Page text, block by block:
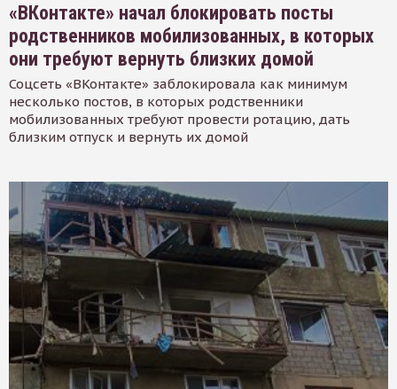
«ВКонтакте» начал блокировать посты
родственников мобилизованных, в которых
они требуют вернуть близких домой
Соцсеть «ВКонтакте» заблокировала как минимум
несколько постов, в которых родственники
мобилизованных требуют провести ротацию, дать
близким отпуск и вернуть их домой